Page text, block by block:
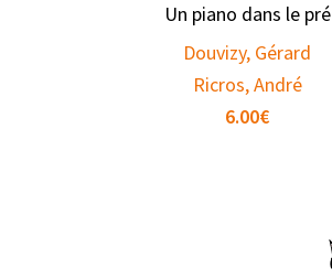
Un piano dans le pré
Douvizy, Gérard
Ricros, André
6.00€